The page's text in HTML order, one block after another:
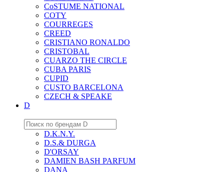
CoSTUME NATIONAL
COTY
COURREGES
CREED
CRISTIANO RONALDO
CRISTOBAL
CUARZO THE CIRCLE
CUBA PARIS
CUPID
CUSTO BARCELONA
CZECH & SPEAKE
D
D.K.N.Y.
D.S.& DURGA
D'ORSAY
DAMIEN BASH PARFUM
DANA